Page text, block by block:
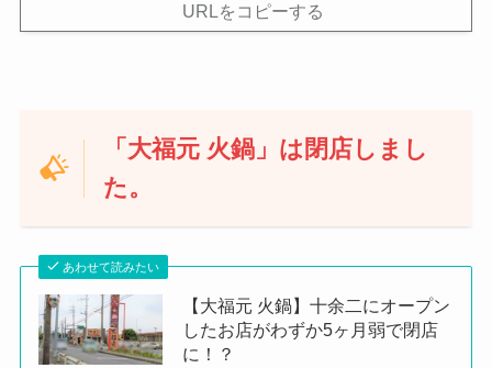
URLをコピーする
「大福元 火鍋」は閉店しまし
た。
あわせて読みたい
【大福元 火鍋】十余二にオープン
したお店がわずか5ヶ月弱で閉店
に！？